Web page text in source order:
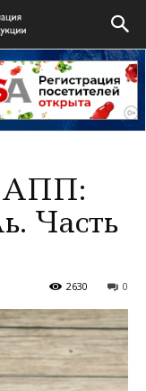
Часть
0
2630